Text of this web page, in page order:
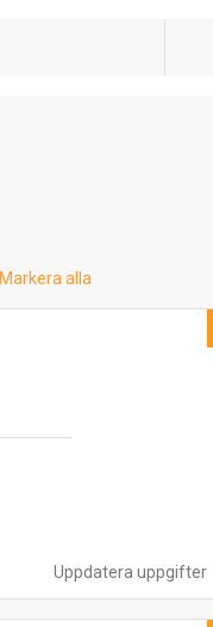
Markera alla
Uppdatera uppgifter